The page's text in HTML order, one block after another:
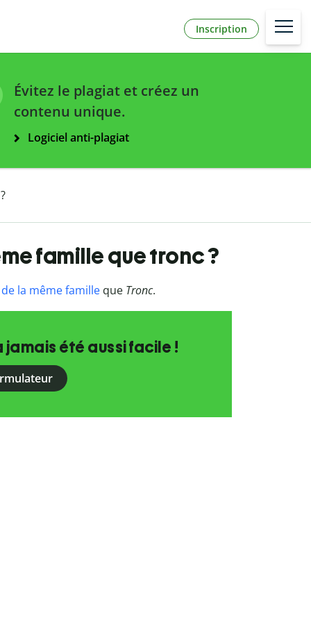
Inscription
Évitez le plagiat et créez un
contenu unique.
Logiciel anti-plagiat
famille que tronc ?
la même familleque Tronc.
jamais été aussi facile !